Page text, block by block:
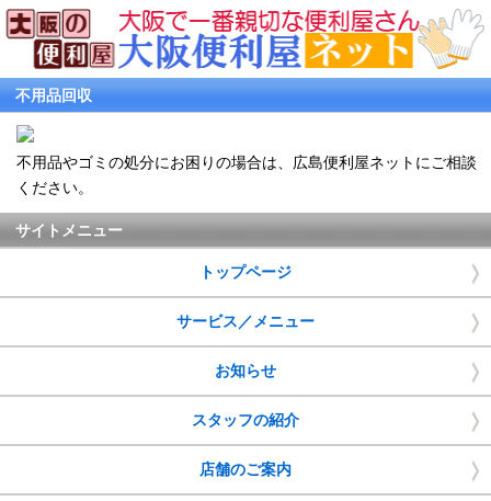
不用品回収
不用品やゴミの処分にお困りの場合は、広島便利屋ネットにご相談
ください。
サイトメニュー
トップページ
サービス／メニュー
お知らせ
スタッフの紹介
店舗のご案内